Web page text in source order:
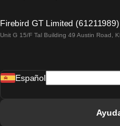
Tren
Firebird GT Limited (61211989)
Unit G 15/F Tal Building 49 Austin Road,
Español